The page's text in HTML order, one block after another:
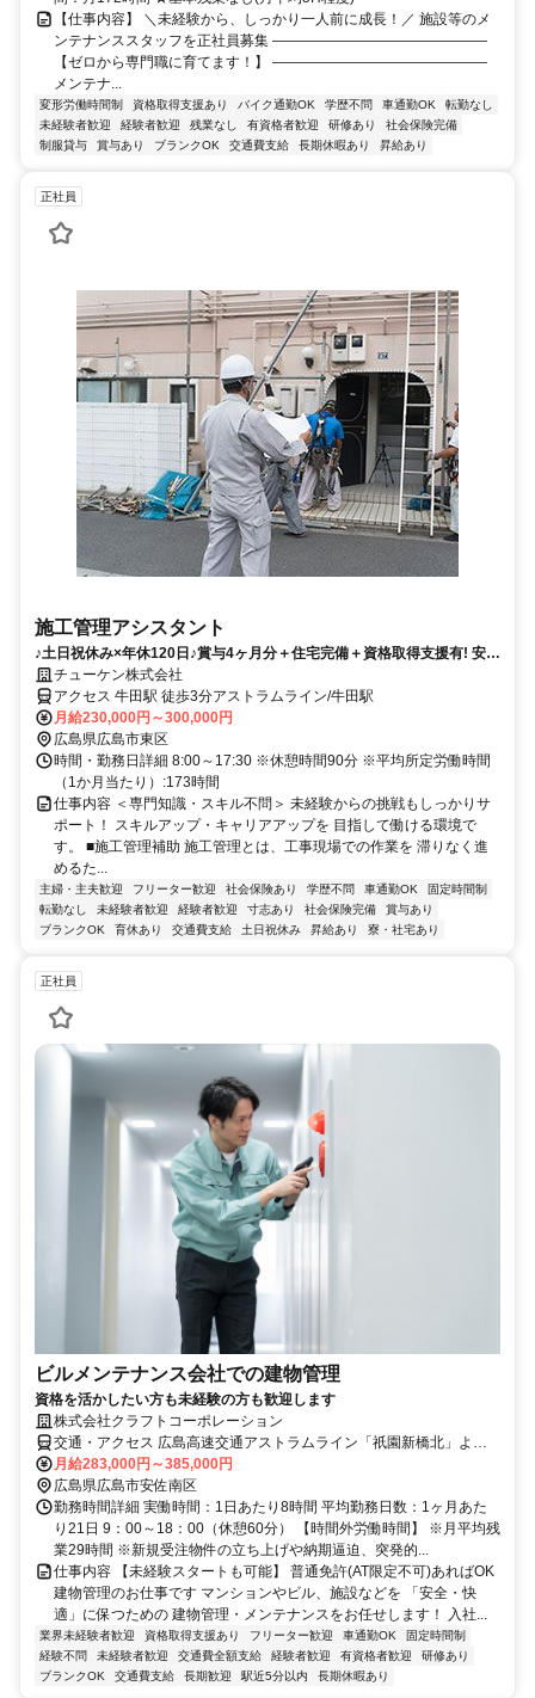
【仕事内容】 ＼未経験から、しっかり一人前に成長！／ 施設等のメ
ンテナンススタッフを正社員募集 ―――――――――――――――
【ゼロから専門職に育てます！】 ―――――――――――――――
メンテナ...
変形労働時間制 資格取得支援あり バイク通勤OK 学歴不問 車通勤OK
転勤なし
未経験者歓迎
経験者歓迎 残業なし 有資格者歓迎 研修あり
社会保険完備
制服貸与
賞与あり ブランクOK 交通費支給 長期休暇あり 昇給あり
正社員
施工管理アシスタント
♪土日祝休み×年休120日♪賞与4ヶ月分＋住宅完備＋資格取得支援有! 安定
企業で未来に残る仕事を始めよう
チューケン株式会社
アクセス 牛田駅 徒歩3分アストラムライン/牛田駅
月給230,000円～300,000円
広島県広島市東区
時間・勤務日詳細 8:00～17:30 ※休憩時間90分 ※平均所定労働時間
（1か月当たり）:173時間
仕事内容 ＜専門知識・スキル不問＞ 未経験からの挑戦もしっかりサ
ポート！ スキルアップ・キャリアアップを 目指して働ける環境で
す。 ■施工管理補助 施工管理とは、工事現場での作業を 滞りなく進
めるた...
主婦・主夫歓迎 フリーター歓迎 社会保険あり 学歴不問 車通勤OK
固定時間制
転勤なし
未経験者歓迎 経験者歓迎 寸志あり 社会保険完備
賞与あり
ブランクOK
育休あり 交通費支給 土日祝休み 昇給あり 寮・社宅あり
正社員
ビルメンテナンス会社での建物管理
資格を活かしたい方も未経験の方も歓迎します
株式会社クラフトコーポレーション
交通・アクセス 広島高速交通アストラムライン「祇園新橋北」より
徒歩5分
月給283,000円～385,000円
広島県広島市安佐南区
勤務時間詳細 実働時間：1日あたり8時間 平均勤務日数：1ヶ月あた
り21日 9：00～18：00（休憩60分） 【時間外労働時間】 ※月平均残
業29時間 ※新規受注物件の立ち上げや納期逼迫、突発的...
仕事内容 【未経験スタートも可能】 普通免許(AT限定不可)あればOK
建物管理のお仕事です マンションやビル、施設などを 「安全・快
適」に保つための 建物管理・メンテナンスをお任せします！ 入社...
業界未経験者歓迎 資格取得支援あり フリーター歓迎 車通勤OK
固定時間制
経験不問
未経験者歓迎 交通費全額支給 経験者歓迎 有資格者歓迎
研修あり
ブランクOK
交通費支給 長期歓迎 駅近5分以内 長期休暇あり